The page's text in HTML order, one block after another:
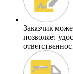
Заказчик
позволяет